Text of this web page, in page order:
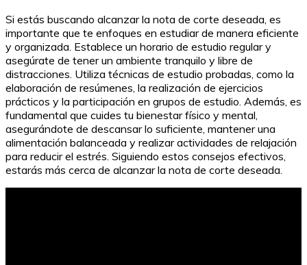
Si estás buscando alcanzar la nota de corte deseada, es
importante que te enfoques en estudiar de manera eficiente
y organizada. Establece un horario de estudio regular y
asegúrate de tener un ambiente tranquilo y libre de
distracciones. Utiliza técnicas de estudio probadas, como la
elaboración de resúmenes, la realización de ejercicios
prácticos y la participación en grupos de estudio. Además, es
fundamental que cuides tu bienestar físico y mental,
asegurándote de descansar lo suficiente, mantener una
alimentación balanceada y realizar actividades de relajación
para reducir el estrés. Siguiendo estos consejos efectivos,
estarás más cerca de alcanzar la nota de corte deseada.